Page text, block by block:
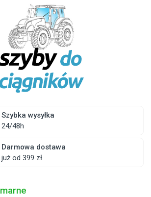
Szybka wysyłka
24/48h
Darmowa dostawa
już od 399 zł